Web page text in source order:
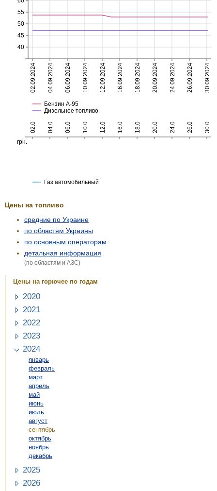
Цены на топливо
средние по Украине
по областям Украины
по основным операторам
детальная информация
(по областям и АЗС)
Цены на горючее по годам
2020
2021
2022
2023
2024
январь
февраль
март
апрель
май
июнь
июль
август
сентябрь
октябрь
ноябрь
декабрь
2025
2026